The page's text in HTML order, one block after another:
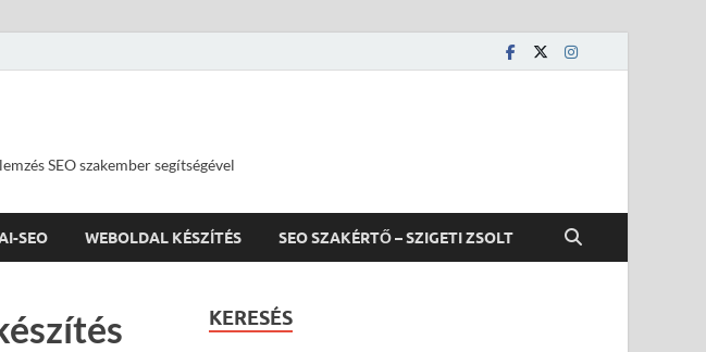
SEO szakember segítségével
SEO WEBOLDAL KÉSZÍTÉS SEO SZAKÉRTŐ – SZIGETI ZSOLT
KERESÉS